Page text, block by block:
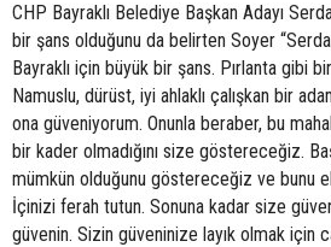
CHP Bayraklı Belediye Başkan Adayı
bir şans olduğunu da belirten Soyer
Bayraklı için büyük bir şans. Pırlanta gibi
Namuslu, dürüst, iyi ahlaklı çalışkan bir
ona güveniyorum. Onunla beraber, bu
bir kader olmadığını size göstereceğiz.
mümkün olduğunu göstereceğiz ve bunu
İçinizi ferah tutun. Sonuna kadar size
güvenin. Sizin güveninize layık olmak için